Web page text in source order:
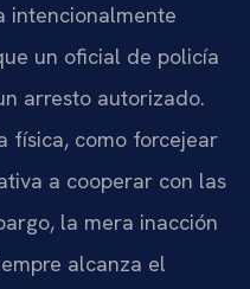
intencionalmente
un oficial de policía
arresto autorizado.
física, como forcejear
a cooperar con las
la mera inacción
alcanza el